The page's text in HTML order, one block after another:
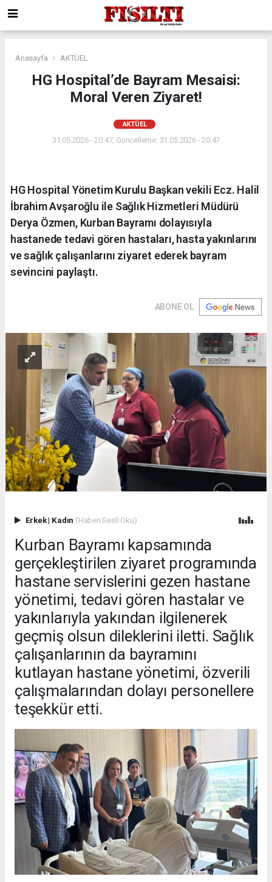
Anasayfa AKTÜEL
HG Hospital’de Bayram Mesaisi:
Moral Veren Ziyaret!
AKTÜEL
31.05.2026 - 20:47, Güncelleme: 31.05.2026 - 20:47
HG Hospital Yönetim Kurulu Başkan vekili Ecz. Halil
İbrahim Avşaroğlu ile Sağlık Hizmetleri Müdürü
Derya Özmen, Kurban Bayramı dolayısıyla
hastanede tedavi gören hastaları, hasta yakınlarını
ve sağlık çalışanlarını ziyaret ederek bayram
sevincini paylaştı.
ABONE OL
Erkek| Kadın (Haberi Sesli Oku)
Kurban Bayramı kapsamında
gerçekleştirilen ziyaret programında
hastane servislerini gezen hastane
yönetimi, tedavi gören hastalar ve
yakınlarıyla yakından ilgilenerek
geçmiş olsun dileklerini iletti. Sağlık
çalışanlarının da bayramını
kutlayan hastane yönetimi, özverili
çalışmalarından dolayı personellere
teşekkür etti.